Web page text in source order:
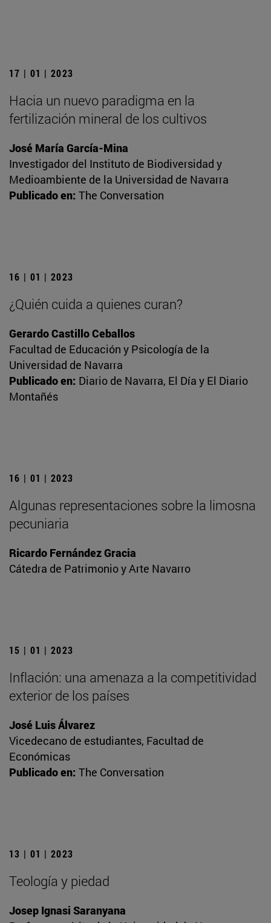
17 | 01 | 2023
Hacia un nuevo paradigma en la
fertilización mineral de los cultivos
José María García-Mina
Investigador del Instituto de Biodiversidad y
Medioambiente de la Universidad de Navarra
Publicado en: The Conversation
16 | 01 | 2023
¿Quién cuida a quienes curan?
Gerardo Castillo Ceballos
Facultad de Educación y Psicología de la
Universidad de Navarra
Publicado en: Diario de Navarra, El Día y El Diario
Montañés
16 | 01 | 2023
Algunas representaciones sobre la limosna
pecuniaria
Ricardo Fernández Gracia
Cátedra de Patrimonio y Arte Navarro
15 | 01 | 2023
Inflación: una amenaza a la competitividad
exterior de los países
José Luis Álvarez
Vicedecano de estudiantes, Facultad de
Económicas
Publicado en: The Conversation
13 | 01 | 2023
Teología y piedad
Josep Ignasi Saranyana